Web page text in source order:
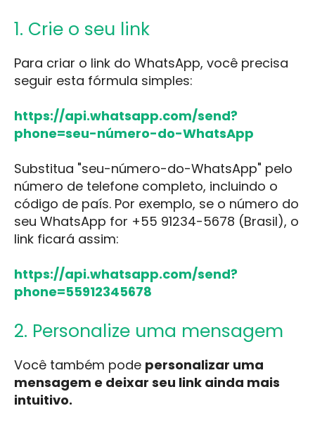
1. Crie o seu link
Para criar o link do WhatsApp, você precisa
seguir esta fórmula simples:
https://api.whatsapp.com/send?
phone=seu-número-do-WhatsApp
Substitua "seu-número-do-WhatsApp" pelo
número de telefone completo, incluindo o
código de país. Por exemplo, se o número do
seu WhatsApp for +55 91234-5678 (Brasil), o
link ficará assim:
https://api.whatsapp.com/send?
phone=55912345678
2. Personalize uma mensagem
Você também pode personalizar uma
mensagem e deixar seu link ainda mais
intuitivo.